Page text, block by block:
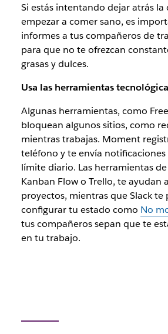
Si estás intentando dejar atrás la
empezar a comer sano, es
informes a tus compañeros de
para que no te ofrezcan
grasas y dulces.
Usa las herramientas
Algunas herramientas, como
bloquean algunos sitios, como
mientras trabajas. Moment
teléfono y te envía notificaciones
límite diario. Las herramientas
Kanban Flow o Trello, te ayudan
proyectos, mientras que Slack te
configurar tu estado como No
tus compañeros sepan que te
en tu trabajo.